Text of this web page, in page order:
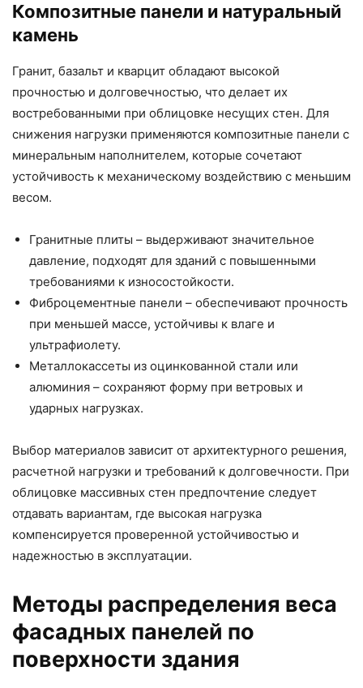
Композитные панели и натуральный
камень
Гранит, базальт и кварцит обладают высокой
прочностью и долговечностью, что делает их
востребованными при облицовке несущих стен. Для
снижения нагрузки применяются композитные панели с
минеральным наполнителем, которые сочетают
устойчивость к механическому воздействию с меньшим
весом.
Гранитные плиты – выдерживают значительное
давление, подходят для зданий с повышенными
требованиями к износостойкости.
Фиброцементные панели – обеспечивают прочность
при меньшей массе, устойчивы к влаге и
ультрафиолету.
Металлокассеты из оцинкованной стали или
алюминия – сохраняют форму при ветровых и
ударных нагрузках.
Выбор материалов зависит от архитектурного решения,
расчетной нагрузки и требований к долговечности. При
облицовке массивных стен предпочтение следует
отдавать вариантам, где высокая нагрузка
компенсируется проверенной устойчивостью и
надежностью в эксплуатации.
Методы распределения веса
фасадных панелей по
поверхности здания